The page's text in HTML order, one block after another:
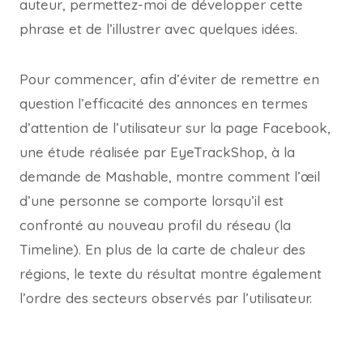
auteur, permettez-moi de développer cette
phrase et de l’illustrer avec quelques idées.
Pour commencer, afin d’éviter de remettre en
question l’efficacité des annonces en termes
d’attention de l’utilisateur sur la page Facebook,
une étude réalisée par EyeTrackShop, à la
demande de Mashable, montre comment l’œil
d’une personne se comporte lorsqu’il est
confronté au nouveau profil du réseau (la
Timeline). En plus de la carte de chaleur des
régions, le texte du résultat montre également
l’ordre des secteurs observés par l’utilisateur.